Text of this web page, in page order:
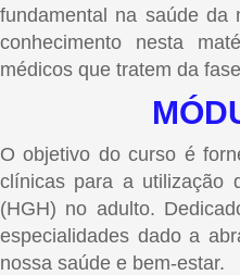
fundamental na saúde da
conhecimento nesta
médicos que tratem da
O objetivo do curso é
clínicas para a utilização
(HGH) no adulto.
especialidades dado a
nossa saúde e bem-estar.